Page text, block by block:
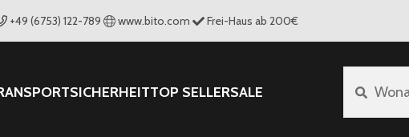
+49 (6753) 122-789 www.bito.com Frei-Haus ab 200€
SICHERHEITTOP SELLERSALE